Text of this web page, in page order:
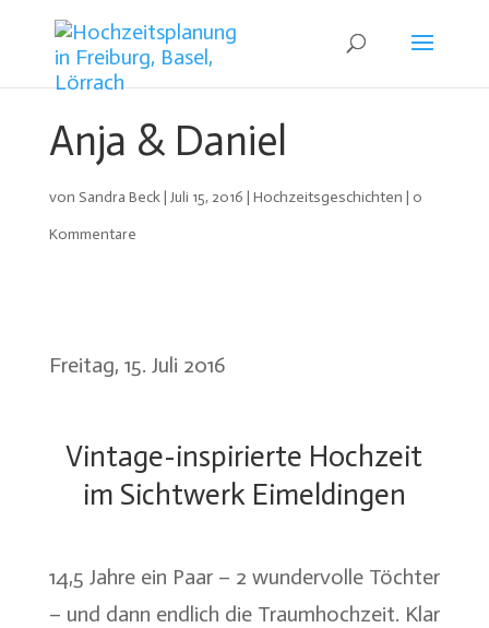
Anja & Daniel
von Sandra Beck| Juli 15, 2016 | Hochzeitsgeschichten | 0
Kommentare
Freitag, 15. Juli 2016
Vintage-inspirierte Hochzeit
im Sichtwerk Eimeldingen
14,5 Jahre ein Paar – 2 wundervolle Töchter
– und dann endlich die Traumhochzeit. Klar